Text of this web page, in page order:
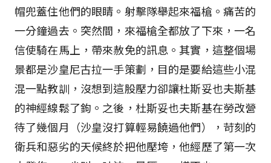
帽兜蓋住他們的眼睛。射擊隊舉起來福槍。痛苦的
一分鐘過去。突然間，來福槍全都放了下來，一名
信使騎在馬上，帶來赦免的訊息。其實，這整個場
景都是沙皇尼古拉一手策劃，目的是要給這些小混
混一點教訓，沒想到這股壓力卻讓杜斯妥也夫斯基
的神經線鬆了鉤。之後，杜斯妥也夫斯基在勞改營
待了幾個月（沙皇沒打算輕易饒過他們），苛刻的
衛兵和惡劣的天候終於把他壓垮，他經歷了第一次